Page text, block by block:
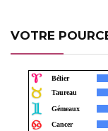
VOTRE